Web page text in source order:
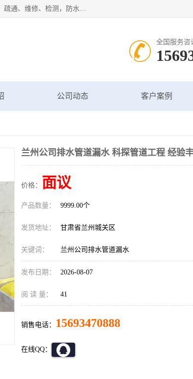
甘肃科探管道工程有限公司成立于2019年，注册地位于甘肃省兰州市。经营范围包括管道安装、清洗、疏通、维修、检测，防水工程，工程钻孔，化粪池清理，暖气安装，给排水管道安装维修，室内外管道如消防、供水、供热管道漏水检测定位，室内外防水堵漏等。
全国服务咨
公司动态 客户案例
兰州公司排水管道漏水 科探管道工程 经验
价格： 面议
产品数量： 9999.00个
发货地址： 甘肃省兰州城关区
关键词： 兰州公司排水管道漏水
发布日期： 2026-08-07
阅 读 量： 41
销售电话： 15693470888
在线QQ：